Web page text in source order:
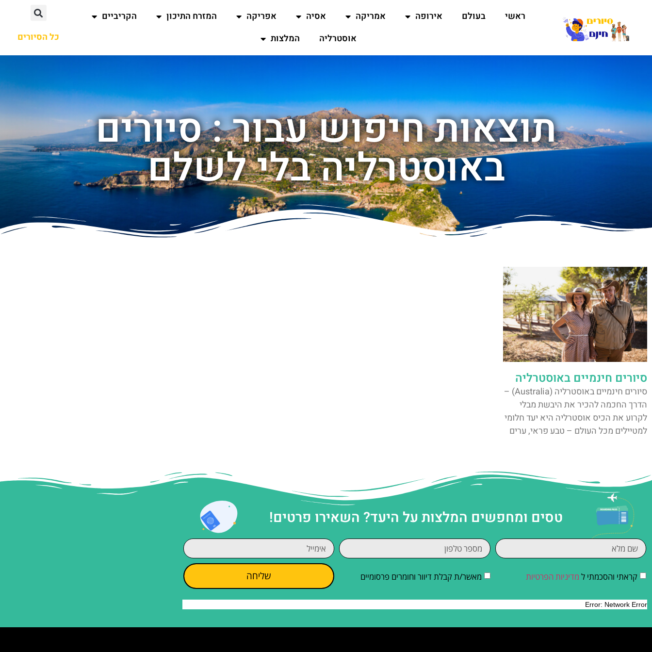
ראשי בעולם אירופה אמריקה אסיה אפריקה המזרח התיכון
הקריביים
אוסטרליה
המלצות כל הסיורים
תוצאות חיפוש עבור : סיורים
באוסטרליה בלי לשלם
סיורים חינמיים באוסטרליה
סיורים חינמיים באוסטרליה (Australia) –
הדרך החכמה להכיר את היבשת מבלי
לקרוע את הכיס אוסטרליה היא יעד חלומי
למטיילים מכל העולם – טבע פראי, ערים
טסים ומחפשים המלצות על היעד? השאירו פרטים!
קראתי והסכמתי ל מדיניות הפרטיות מאשר/ת קבלת דיוור וחומרים פרסומיים שליחה